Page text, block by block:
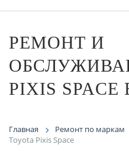
РЕМОНТ И
PIXIS
Главная Ремонт по маркам
Toyota Pixis Space